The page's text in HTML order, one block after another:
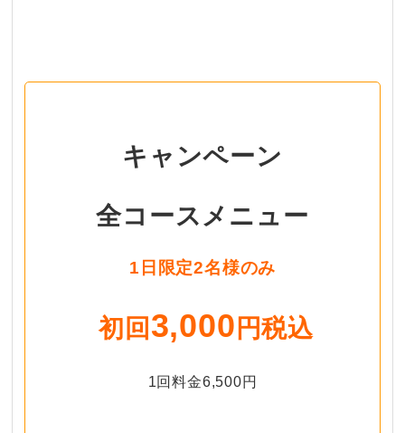
キャンペーン
全コースメニュー
1日限定2名様のみ
初回 3,000 円税込
1回料金6,500円